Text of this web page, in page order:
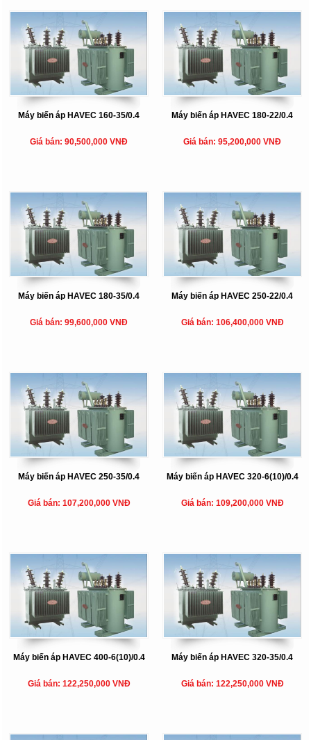
Máy biến áp HAVEC 160-35/0.4
Giá bán: 90,500,000 VNĐ
Máy biến áp HAVEC 180-22/0.4
Giá bán: 95,200,000 VNĐ
Máy biến áp HAVEC 180-35/0.4
Giá bán: 99,600,000 VNĐ
Máy biến áp HAVEC 250-22/0.4
Giá bán: 106,400,000 VNĐ
Máy biến áp HAVEC 250-35/0.4
Giá bán: 107,200,000 VNĐ
Máy biến áp HAVEC 320-6(10)/0.4
Giá bán: 109,200,000 VNĐ
Máy biến áp HAVEC 400-6(10)/0.4
Giá bán: 122,250,000 VNĐ
Máy biến áp HAVEC 320-35/0.4
Giá bán: 122,250,000 VNĐ